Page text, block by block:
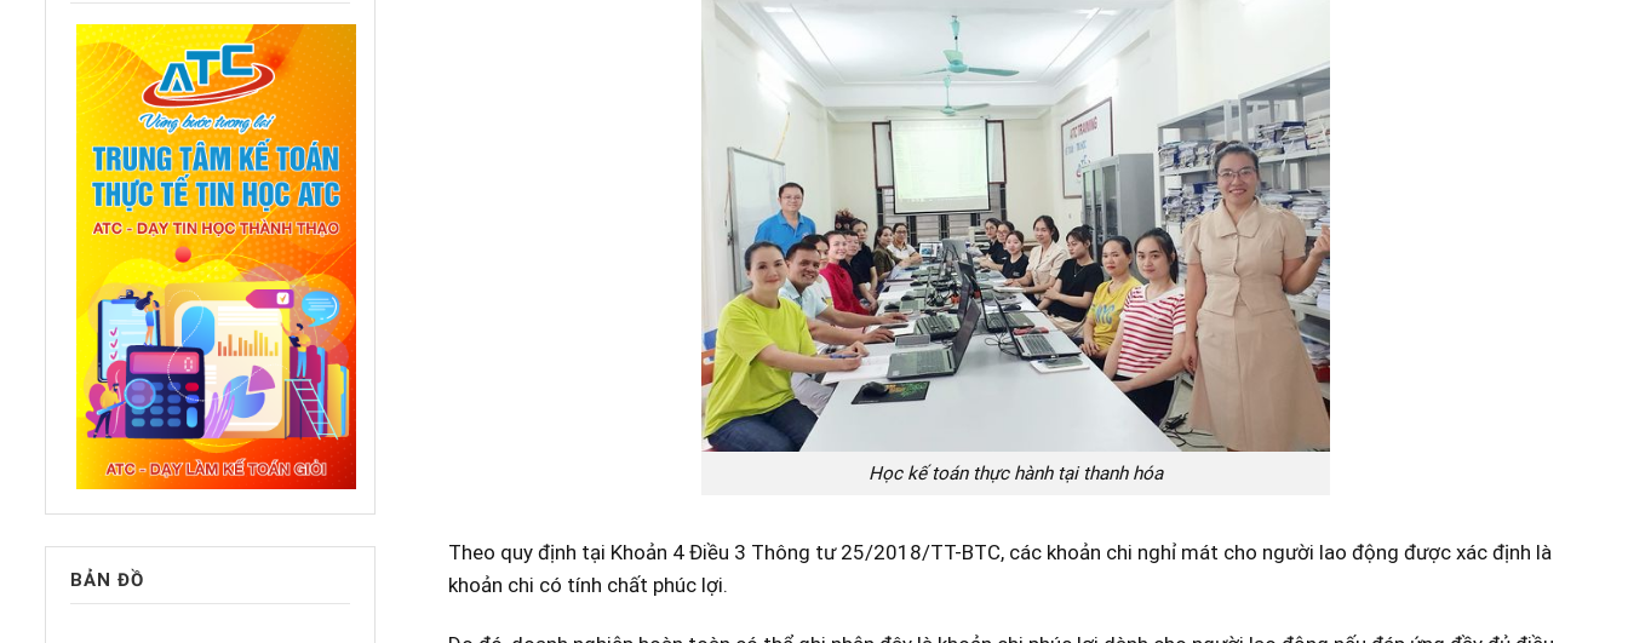
BẢN ĐỒ
Học kế toán thực hành tại thanh hóa
Theo quy định tại Khoản 4 Điều 3 Thông tư 25/2018/TT-BTC, các khoản chi nghỉ mát cho người lao động được xác định là
khoản chi có tính chất phúc lợi.